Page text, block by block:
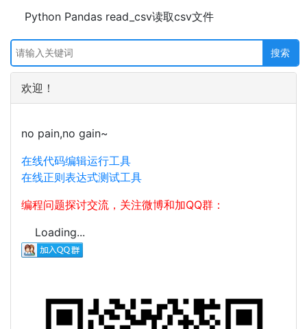
Python Pandas read_csv读取csv文件
欢迎！
no pain,no gain~
在线代码编辑运行工具
在线正则表达式测试工具
编程问题探讨交流，关注微博和加QQ群：
Loading...